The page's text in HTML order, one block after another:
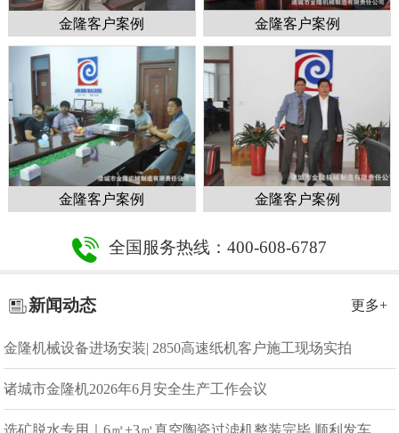
金隆客户案例 金隆客户案例
金隆客户案例 金隆客户案例
全国服务热线：400-608-6787
新闻动态 更多+
金隆机械设备进场安装| 2850高速纸机客户施工现场实拍
诸城市金隆机2026年6月安全生产工作会议